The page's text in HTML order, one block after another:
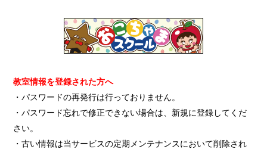
教室情報を登録された方へ
・パスワードの再発行は行っておりません。
・パスワード忘れで修正できない場合は、新規に登録してくだ
さい。
・古い情報は当サービスの定期メンテナンスにおいて削除され